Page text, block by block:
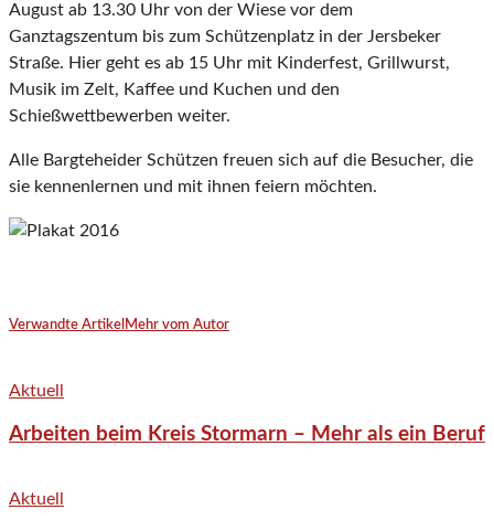
August ab 13.30 Uhr von der Wiese vor dem
Ganztagszentum bis zum Schützenplatz in der Jersbeker
Straße. Hier geht es ab 15 Uhr mit Kinderfest, Grillwurst,
Musik im Zelt, Kaffee und Kuchen und den
Schießwettbewerben weiter.
Alle Bargteheider Schützen freuen sich auf die Besucher, die
sie kennenlernen und mit ihnen feiern möchten.
Verwandte Artikel Mehr vom Autor
Aktuell
Arbeiten beim Kreis Stormarn – Mehr als ein Beruf
Aktuell